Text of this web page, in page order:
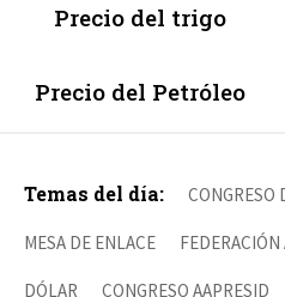
Precio del trigo
Precio del Petróleo
Temas del día: CONGRESO
MESA DE ENLACE FEDERACIÓN
DÓLAR CONGRESO AAPRESID